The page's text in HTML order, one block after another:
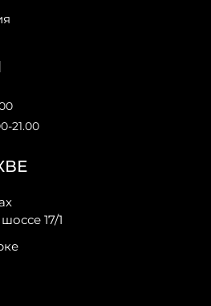
17/1
21.00